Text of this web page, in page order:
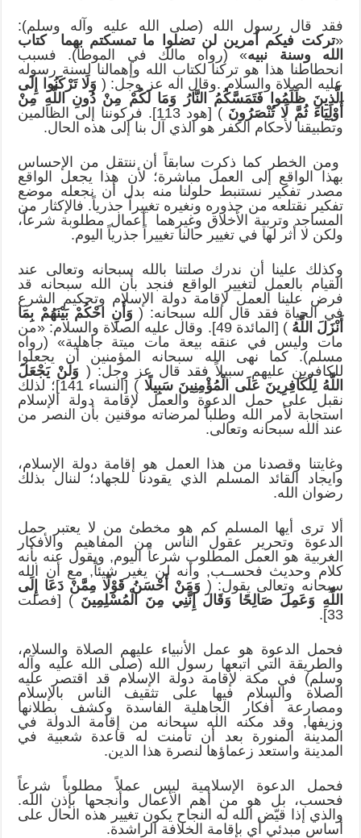
فقد قال رسول الله (صلى الله عليه وآله وسلم):
«تركت فيكم أمرين لن تضلوا ما تمسكتم بهما كتاب
الله وسنة نبيه» (رواه مالك في الموطأ). فسبب
انحطاطنا هذا هو تركنا لكتاب الله وإهمالنا لسنة رسوله
عليه الصلاة والسلام .وقال اله عز وجل: ( وَلَا تَرْكَنُوا إِلَى
الَّذِينَ ظَلَمُوا فَتَمَسَّكُمُ النَّارُ وَمَا لَكُمْ مِنْ دُونِ اللَّهِ مِنْ
أَوْلِيَاءَ ثُمَّ لَا تُنْصَرُونَ
) [هود 113]. فركوننا إلى الظالمين
وتطبيقنا لأحكام الكفر هو الذي آل بنا إلى هذه الحال.
ومن الخطر كما ذكرت سابقاً أن ننتقل من الإحساس
بهذا الواقع إلى العمل مباشرة؛ لأن هذا يجعل الواقع
مصدر تفكير نستنبط حلولنا منه بدل أن نجعله موضع
تفكير نقتلعه من جذوره ونغيره تغييراً جذرياً. فالإكثار من
المساجد وتربية الأخلاق وغيرهما أعمال مطلوبة شرعاً،
ولكن لا أثر لها في تغيير حالنا تغييراً جذرياً اليوم.
وكذلك علينا أن ندرك صلتنا بالله سبحانه وتعالى عند
القيام بالعمل لتغيير الواقع فنجد بأن الله سبحانه قد
فرض علينا العمل لإقامة دولة الإسلام وتحكيم الشرع
في الحياة فقد قال الله سبحانه: ( وَأَنِ احْكُمْ بَيْنَهُمْ بِمَا
أَنْزَلَ اللَّهُ
) [المائدة 49]. وقال عليه الصلاة والسلام: «من
مات وليس في عنقه بيعة مات ميتة جاهلية» (رواه
مسلم). كما نهى الله سبحانه المؤمنين أن يجعلوا
للكافرين عليهم سبيلاً فقد قال عز وجل: ( وَلَنْ يَجْعَلَ
اللَّهُ لِلْكَافِرِينَ عَلَى الْمُؤْمِنِينَ سَبِيلًا
) [النساء 141]؛ لذلك
نقبل على حمل الدعوة والعمل لإقامة دولة الإسلام
استجابة لأمر الله وطلباً لمرضاته موقنين بأن النصر من
عند الله سبحانه وتعالى.
وغايتنا وقصدنا من هذا العمل هو إقامة دولة الإسلام،
وايجاد القائد المسلم الذي يقودنا للجهاد؛ لننال بذلك
رضوان الله.
ألا ترى أيها المسلم كم هو مخطئ من لا يعتبر حمل
الدعوة وتحرير عقول الناس من المفاهيم والأفكار
الغربية هو العمل المطلوب شرعاً اليوم, ويقول عنه بأنه
كلام وحديث فحســب, وأنه لن يغير شيئاً, مع أن الله
سبحانه وتعالى يقول: ( وَمَنْ أَحْسَنُ قَوْلًا مِمَّنْ دَعَا إِلَى
اللَّهِ وَعَمِلَ صَالِحًا وَقَالَ إِنَّنِي مِنَ الْمُسْلِمِينَ ) [فصلت
33].
فحمل الدعوة هو عمل الأنبياء عليهم الصلاة والسلام،
والطريقة التي اتبعها رسول الله (صلى الله عليه وآله
وسلم) في مكة لإقامة دولة الإسلام قد اقتصر عليه
الصلاة والسلام فيها على تثقيف الناس بالإسلام
ومصارعة أفكار الجاهلية الفاسدة وكشف بطلانها
وزيفها, وقد مكنه الله سبحانه من إقامة الدولة في
المدينة المنورة بعد أن تأمنت له قاعدة شعبية في
المدينة واستعد زعماؤها لنصرة هذا الدين.
فحمل الدعوة الإسلامية ليس عملاً مطلوباً شرعاً
فحسب، بل هو من أهم الأعمال وأنجحها بإذن الله.
والذي إذا قيّض الله له النجاح يكون تغيير هذه الحال على
أساس مبدئي أي بإقامة الخلافة الراشدة.